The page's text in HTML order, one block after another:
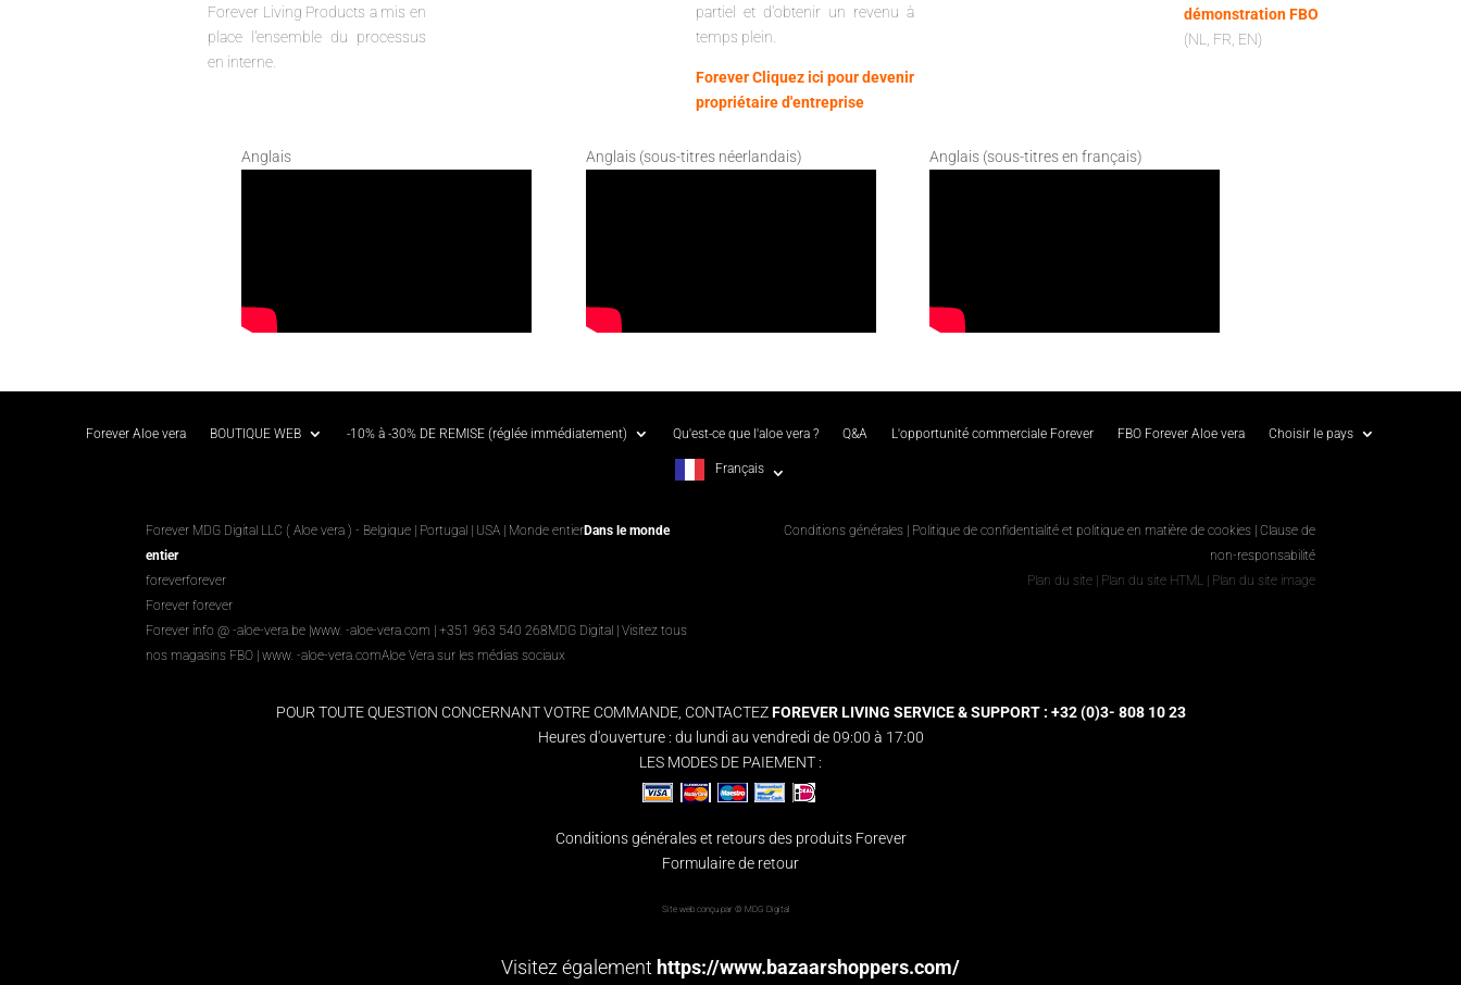
Forever Living Products a mis en
place l'ensemble du processus
en interne.
partiel et d'obtenir un revenu à
temps plein.
Forever Cliquez ici pour devenir
propriétaire d'entreprise
démonstration FBO
(NL, FR, EN)
Anglais Anglais (sous-titres néerlandais) Anglais (sous-titres en français)
Forever Aloe vera BOUTIQUE WEB -10% à -30% DE REMISE (réglée immédiatement) Qu'est-ce que l'aloe vera ? Q&A L'opportunité commerciale Forever FBO Forever Aloe vera Choisir le pays
Français
Forever MDG Digital LLC ( Aloe vera ) - Belgique | Portugal | USA | Monde entierDans le monde
entier
foreverforever
Forever forever
Forever info @ -aloe-vera.be |www. -aloe-vera.com | +351 963 540 268MDG Digital |Visitez tous
nos magasins FBO |www. -aloe-vera.comAloe Vera sur les médias sociaux
Conditions générales| Politique de confidentialité et politique en matière de cookies Clause de
non-responsabilité
Plan du site| Plan du site HTML| Plan du site image
POUR TOUTE QUESTION CONCERNANT VOTRE COMMANDE, CONTACTEZFOREVER LIVING SERVICE & SUPPORT : +32 (0)3- 808 10 23
Heures d'ouverture : du lundi au vendredi de 09:00 à 17:00
LES MODES DE PAIEMENT :
Conditions générales et retours des produits Forever
Formulaire de retour
Site web conçu par © MDG Digital
Visitez également https://www.bazaarshoppers.com/